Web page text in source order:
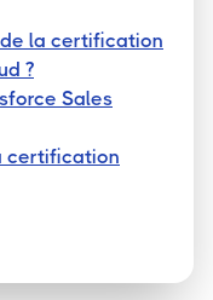
la certification
?
Sales
certification